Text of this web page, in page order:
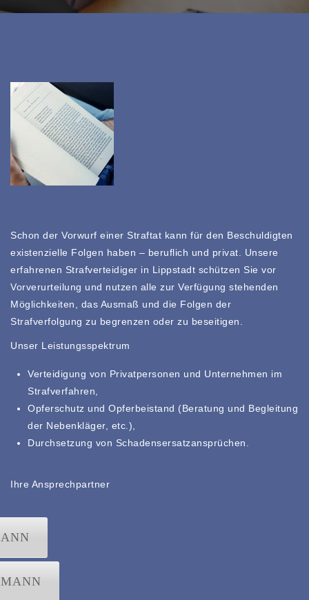
Schon der Vorwurf einer Straftat kann für den Beschuldigten
existenzielle Folgen haben – beruflich und privat. Unsere
erfahrenen Strafverteidiger in Lippstadt schützen Sie vor
Vorverurteilung und nutzen alle zur Verfügung stehenden
Möglichkeiten, das Ausmaß und die Folgen der
Strafverfolgung zu begrenzen oder zu beseitigen.
Unser Leistungsspektrum
Verteidigung von Privatpersonen und Unternehmen im
Strafverfahren,
Opferschutz und Opferbeistand (Beratung und Begleitung
der Nebenkläger, etc.),
Durchsetzung von Schadensersatzansprüchen.
Ihre Ansprechpartner